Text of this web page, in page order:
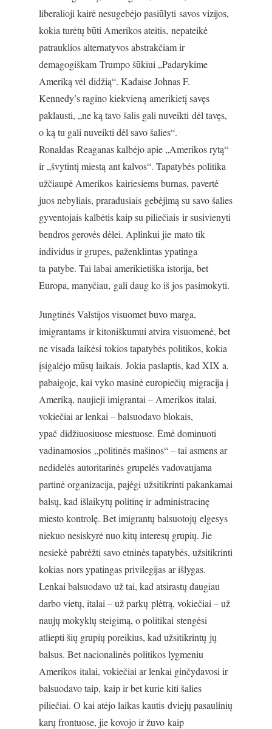
liberalioji kairė nesugebėjo pasiūlyti savos vizijos,
kokia turėtų būti Amerikos ateitis, nepateikė
patrauklios alternatyvos abstrakčiam ir
demagogiškam Trumpo šūkiui „Padarykime
Ameriką vėl didžią“. Kadaise Johnas F.
Kennedy’s ragino kiekvieną amerikietį savęs
paklausti, „ne ką tavo šalis gali nuveikti dėl tavęs,
o ką tu gali nuveikti dėl savo šalies“.
Ronaldas Reaganas kalbėjo apie „Amerikos rytą“
ir „švytintį miestą ant kalvos“. Tapatybės politika
užčiaupė Amerikos kairiesiems burnas, pavertė
juos nebyliais, praradusiais gebėjimą su savo šalies
gyventojais kalbėtis kaip su piliečiais ir susivienyti
bendros gerovės dėlei. Aplinkui jie mato tik
individus ir grupes, paženklintas ypatinga
ta patybe. Tai labai amerikietiška istorija, bet
Europa, manyčiau, gali daug ko iš jos pasimokyti.
Jungtinės Valstijos visuomet buvo marga,
imigrantams ir kitoniškumui atvira visuomenė, bet
ne visada laikėsi tokios tapatybės politikos, kokia
įsigalėjo mūsų laikais. Jokia paslaptis, kad XIX a.
pabaigoje, kai vyko masinė europiečių migracija į
Ameriką, naujieji imigrantai – Amerikos italai,
vokiečiai ar lenkai – balsuodavo blokais,
ypač didžiuosiuose miestuose. Ėmė dominuoti
vadinamosios „politinės mašinos“ – tai asmens ar
nedidelės autoritarinės grupelės vadovaujama
partinė organizacija, pajėgi užsitikrinti pakankamai
balsų, kad išlaikytų politinę ir administracinę
miesto kontrolę. Bet imigrantų balsuotojų elgesys
niekuo nesiskyrė nuo kitų interesų grupių. Jie
nesiekė pabrėžti savo etninės tapatybės, užsitikrinti
kokias nors ypatingas privilegijas ar išlygas.
Lenkai balsuodavo už tai, kad atsirastų daugiau
darbo vietų, italai – už parkų plėtrą, vokiečiai – už
naujų mokyklų steigimą, o politikai stengėsi
atliepti šių grupių poreikius, kad užsitikrintų jų
balsus. Bet nacionalinės politikos lygmeniu
Amerikos italai, vokiečiai ar lenkai ginčydavosi ir
balsuodavo taip, kaip ir bet kurie kiti šalies
piliečiai. O kai atėjo laikas kautis dviejų pasaulinių
karų frontuose, jie kovojo ir žuvo kaip